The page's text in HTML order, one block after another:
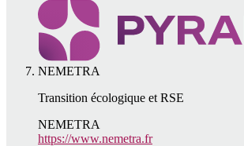
NEMETRA
Transition écologique et RSE
NEMETRA
https://www.nemetra.fr